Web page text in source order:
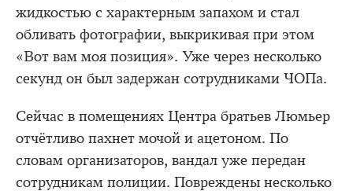
жидкостью с характерным запахом и стал
обливать фотографии, выкрикивая при этом
«Вот вам моя позиция». Уже через несколько
секунд он был задержан сотрудниками ЧОПа.
Сейчас в помещениях Центра братьев Люмьер
отчётливо пахнет мочой и ацетоном. По
словам организаторов, вандал уже передан
сотрудникам полиции. Повреждены несколько